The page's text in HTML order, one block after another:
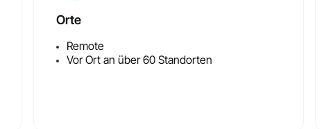
Orte
Remote
Vor Ort an über 60 Standorten